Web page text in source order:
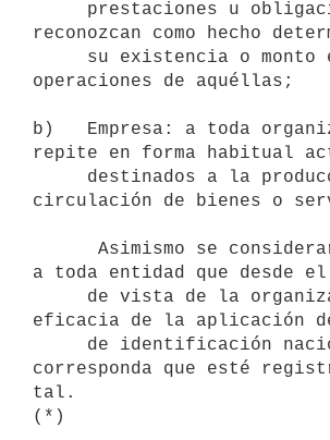
reconozcan como hecho
operaciones de aquéllas;
b)   Empresa: a toda
repite en forma habitual
circulación de bienes o
a toda entidad que desde el
eficacia de la aplicación
corresponda que esté
tal.